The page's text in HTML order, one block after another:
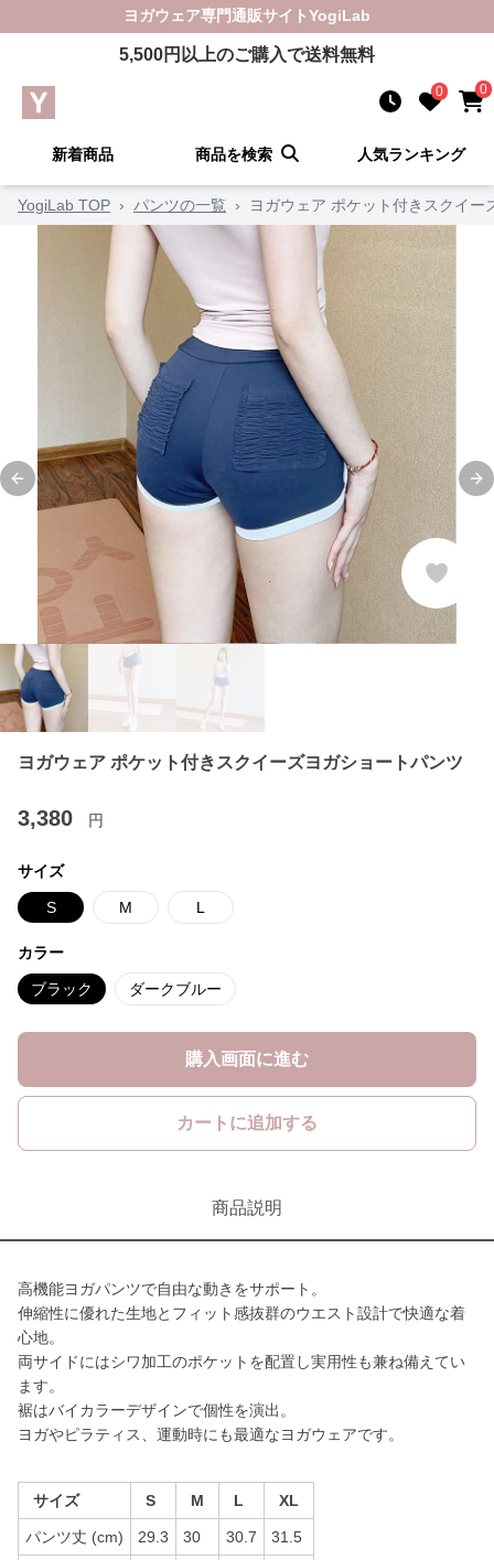
ヨガウェア専門通販サイトYogiLab
5,500円以上のご購入で送料無料
0 0
新着商品 商品を検索 人気ランキング
YogiLab TOP › パンツの一覧 › ヨガウェア ポケット付きスクイー
Previous slide
ヨガウェア ポケット付きスクイーズヨガショートパンツ
3,380 円
サイズ
S M L
カラー
ブラック ダークブルー
購入画面に進む
カートに追加する
商品説明
高機能ヨガパンツで自由な動きをサポート。
伸縮性に優れた生地とフィット感抜群のウエスト設計で快適な着
心地。
両サイドにはシワ加工のポケットを配置し実用性も兼ね備えてい
ます。
裾はバイカラーデザインで個性を演出。
ヨガやピラティス、運動時にも最適なヨガウェアです。
サイズ S M L XL
パンツ丈 (cm) 29.3 30 30.7 31.5